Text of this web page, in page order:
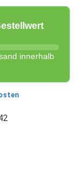
innerhalb